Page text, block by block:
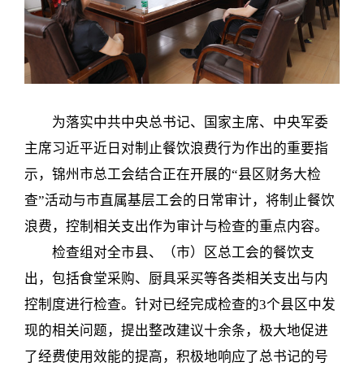
为落实中共中央总书记、国家主席、中央军委
主席习近平近日对制止餐饮浪费行为作出的重要指
示，锦州市总工会结合正在开展的“县区财务大检
查”活动与市直属基层工会的日常审计，将制止餐饮
浪费，控制相关支出作为审计与检查的重点内容。
检查组对全市县、（市）区总工会的餐饮支
出，包括食堂采购、厨具采买等各类相关支出与内
控制度进行检查。针对已经完成检查的3个县区中发
现的相关问题，提出整改建议十余条，极大地促进
了经费使用效能的提高，积极地响应了总书记的号